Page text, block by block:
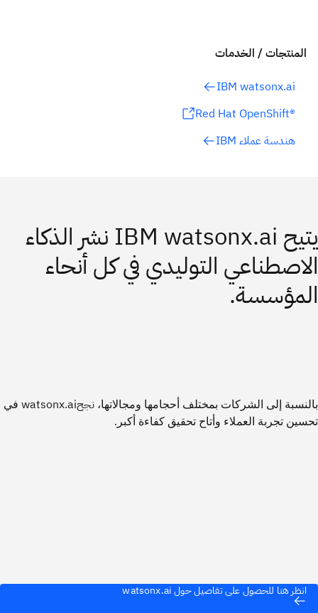
المنتجات / الخدمات
IBM watsonx.ai
®Red Hat OpenShift
هندسة عملاء IBM
يتيح IBM watsonx.ai نشر الذكاء
الاصطناعي التوليدي في كل أنحاء
المؤسسة.
بالنسبة إلى الشركات بمختلف أحجامها ومجالاتها، نجحwatsonx.ai
في
تحسين تجربة العملاء وأتاح تحقيق كفاءة أكبر.
انظر هنا للحصول على تفاصيل حول watsonx.ai